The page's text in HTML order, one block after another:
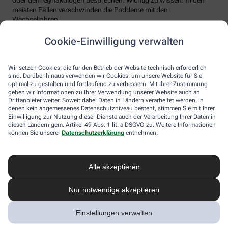
Cookie-Einwilligung verwalten
Wir setzen Cookies, die für den Betrieb der Website technisch erforderlich
sind. Darüber hinaus verwenden wir Cookies, um unsere Website für Sie
optimal zu gestalten und fortlaufend zu verbessern. Mit Ihrer Zustimmung
geben wir Informationen zu Ihrer Verwendung unserer Website auch an
Drittanbieter weiter. Soweit dabei Daten in Ländern verarbeitet werden, in
denen kein angemessenes Datenschutzniveau besteht, stimmen Sie mit Ihrer
Einwilligung zur Nutzung dieser Dienste auch der Verarbeitung Ihrer Daten in
diesen Ländern gem. Artikel 49 Abs. 1 lit. a DSGVO zu. Weitere Informationen
können Sie unserer Datenschutzerklärung entnehmen.
Alle akzeptieren
Nur notwendige akzeptieren
Einstellungen verwalten
meisten Fällen verschwinden die Probleme mit den
Wechseljahren.
Voraussetzung für eine erfolgreiche Behandlung ist allerdings
immer, dass die Endometriose auch als solche erkannt wird.
nehmen und ärztlich abklären lassen. Und sich auf keinen Fall
einreden lassen, sie seien normal.
Melden Sie sich hier an und sichern Sie
sich Ihren 10% Gutschein* für unsere
Apotheke